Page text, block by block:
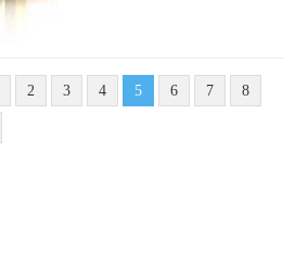
2 3 4 5 6 7 8